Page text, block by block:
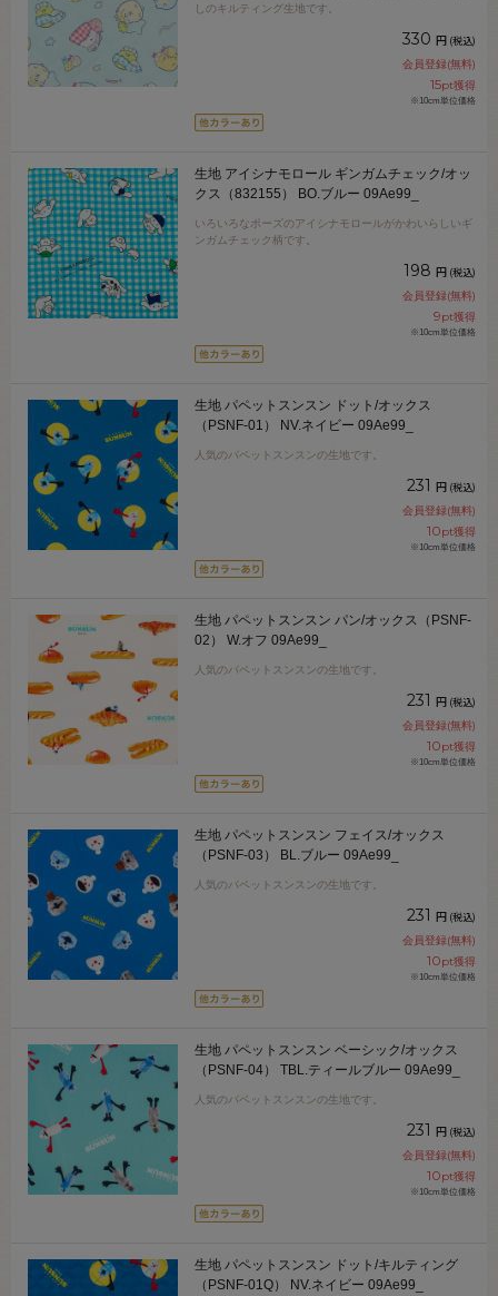
しのキルティング生地です。
330 円 (税込)
会員登録(無料)
15pt獲得
※10cm単位価格
生地 アイシナモロール ギンガムチェック/オッ
クス（832155） BO.ブルー 09Ae99_
いろいろなポーズのアイシナモロールがかわいらしいギ
ンガムチェック柄です。
198 円 (税込)
会員登録(無料)
9pt獲得
※10cm単位価格
生地 パペットスンスン ドット/オックス
（PSNF-01） NV.ネイビー 09Ae99_
人気のパペットスンスンの生地です。
231 円 (税込)
会員登録(無料)
10pt獲得
※10cm単位価格
生地 パペットスンスン パン/オックス（PSNF-
02） W.オフ 09Ae99_
人気のパペットスンスンの生地です。
231 円 (税込)
会員登録(無料)
10pt獲得
※10cm単位価格
生地 パペットスンスン フェイス/オックス
（PSNF-03） BL.ブルー 09Ae99_
人気のパペットスンスンの生地です。
231 円 (税込)
会員登録(無料)
10pt獲得
※10cm単位価格
生地 パペットスンスン ベーシック/オックス
（PSNF-04） TBL.ティールブルー 09Ae99_
人気のパペットスンスンの生地です。
231 円 (税込)
会員登録(無料)
10pt獲得
※10cm単位価格
生地 パペットスンスン ドット/キルティング
（PSNF-01Q） NV.ネイビー 09Ae99_